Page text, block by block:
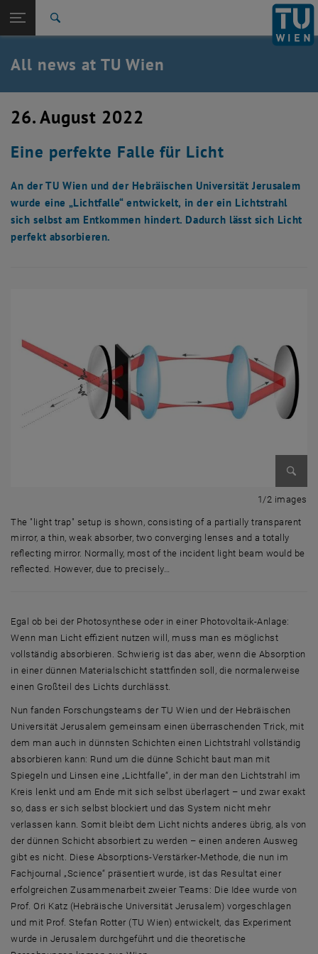
TU Login
Quicklinks
Toggle quicklinks menu
Studies
Career
Back: list subpages of parent page TU Wien Homepage
Back to:
TU Wien Homepage
Overview
All news at TU Wien
26. August 2022
Eine perfekte Falle für Licht
An der TU Wien und der Hebräischen Universität Jerusalem
wurde eine „Lichtfalle“ entwickelt, in der ein Lichtstrahl
sich selbst am Entkommen hindert. Dadurch lässt sich Licht
perfekt absorbieren.
1/2 images
The "light trap" setup is shown, consisting of a partially transparent
mirror, a thin, weak absorber, two converging lenses and a totally
reflecting mirror. Normally, most of the incident light beam would be
reflected. However, due to precisely…
Egal ob bei der Photosynthese oder in einer Photovoltaik-Anlage:
Wenn man Licht effizient nutzen will, muss man es möglichst
vollständig absorbieren. Schwierig ist das aber, wenn die Absorption
in einer dünnen Materialschicht stattfinden soll, die normalerweise
einen Großteil des Lichts durchlässt.
Nun fanden Forschungsteams der TU Wien und der Hebräischen
Universität Jerusalem gemeinsam einen überraschenden Trick, mit
dem man auch in dünnsten Schichten einen Lichtstrahl vollständig
absorbieren kann: Rund um die dünne Schicht baut man mit
Spiegeln und Linsen eine „Lichtfalle“, in der man den Lichtstrahl im
Kreis lenkt und am Ende mit sich selbst überlagert – und zwar exakt
so, dass er sich selbst blockiert und das System nicht mehr
verlassen kann. Somit bleibt dem Licht nichts anderes übrig, als von
der dünnen Schicht absorbiert zu werden – einen anderen Ausweg
gibt es nicht. Diese Absorptions-Verstärker-Methode, die nun im
Fachjournal „Science“ präsentiert wurde, ist das Resultat einer
erfolgreichen Zusammenarbeit zweier Teams: Die Idee wurde von
Prof. Ori Katz (Hebräische Universität Jerusalem) vorgeschlagen
und mit Prof. Stefan Rotter (TU Wien) entwickelt, das Experiment
wurde in Jerusalem durchgeführt und die theoretische